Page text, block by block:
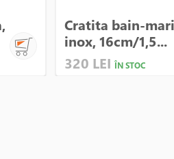
Cratita bain-
inox, 16cm/1,5...
320 LEI ÎN STOC